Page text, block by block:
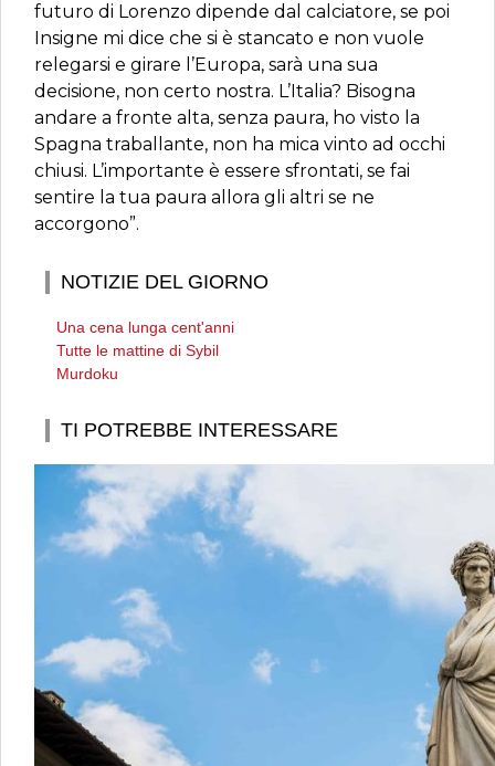
futuro di Lorenzo dipende dal calciatore, se poi
Insigne mi dice che si è stancato e non vuole
relegarsi e girare l’Europa, sarà una sua
decisione, non certo nostra. L’Italia? Bisogna
andare a fronte alta, senza paura, ho visto la
Spagna traballante, non ha mica vinto ad occhi
chiusi. L’importante è essere sfrontati, se fai
sentire la tua paura allora gli altri se ne
accorgono”.
NOTIZIE DEL GIORNO
Una cena lunga cent'anni
Tutte le mattine di Sybil
Murdoku
TI POTREBBE INTERESSARE